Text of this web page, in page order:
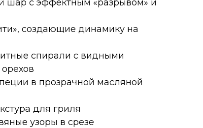
шар с эффектным «разрывом» и
создающие динамику на
спирали с видными
в прозрачной масляной
для гриля
узоры в срезе